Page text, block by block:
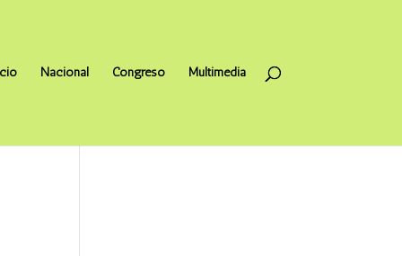
Nacional Congreso Multimedia